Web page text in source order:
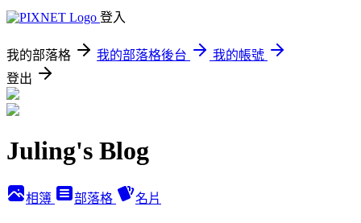
登入
我的部落格 我的部落格後台
我的帳號
登出
Juling's Blog
相簿 部落格 名片